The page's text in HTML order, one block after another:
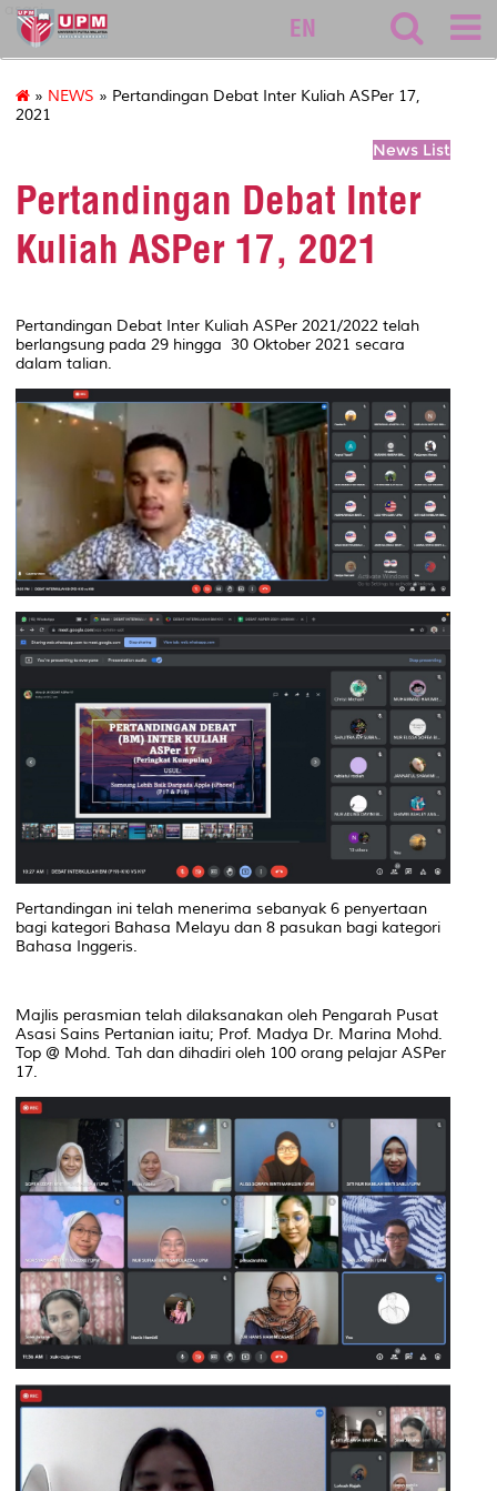
asasi
EN
» NEWS » Pertandingan Debat Inter Kuliah ASPer 17,
2021
News List
Pertandingan Debat Inter
Kuliah ASPer 17, 2021
Pertandingan Debat Inter Kuliah ASPer 2021/2022 telah
berlangsung pada 29 hingga 30 Oktober 2021 secara
dalam talian.
Pertandingan ini telah menerima sebanyak 6 penyertaan
bagi kategori Bahasa Melayu dan 8 pasukan bagi kategori
Bahasa Inggeris.
Majlis perasmian telah dilaksanakan oleh Pengarah Pusat
Asasi Sains Pertanian iaitu; Prof. Madya Dr. Marina Mohd.
Top @ Mohd. Tah dan dihadiri oleh 100 orang pelajar ASPer
17.